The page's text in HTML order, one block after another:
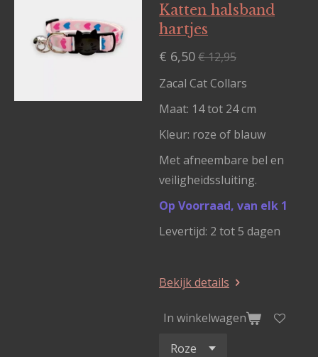
Katten halsband
hartjes
€ 6,50€ 12,95
Zacal Cat Collars
Maat: 14 tot 24 cm
Kleur: roze of blauw
Met afneembare bel en
veiligheidssluiting.
Op Voorraad, van elk 1
Levertijd: 2 tot 5 dagen
Bekijk details
In winkelwagen